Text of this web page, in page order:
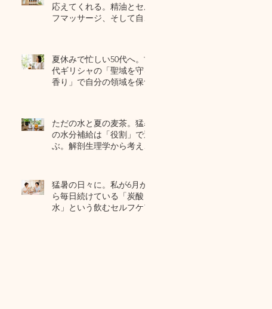
応えてくれる。精油とセル
フマッサージ、そして自己
夏休みで忙しい50代へ。古
代ギリシャの「聖域を守る
香り」で自分の領域を保つ
ただの水と夏の麦茶。猛暑
の水分補給は「役割」で選
ぶ。解剖生理学から考える
猛暑の日々に。私が6月か
ら毎日続けている「炭酸
水」という飲むセルフケア